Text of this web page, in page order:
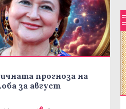
прогноза на
за август